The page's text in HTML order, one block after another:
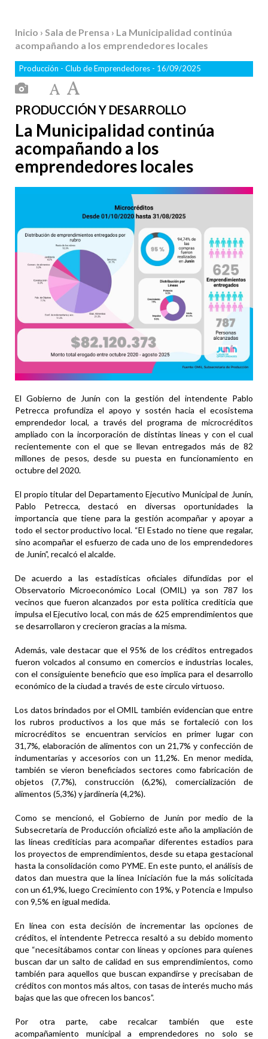
Inicio › Sala de Prensa › La Municipalidad continúa
acompañando a los emprendedores locales
Producción - Club de Emprendedores - 16/09/2025
PRODUCCIÓN Y DESARROLLO
La Municipalidad continúa
acompañando a los
emprendedores locales
El Gobierno de Junín con la gestión del intendente Pablo
Petrecca profundiza el apoyo y sostén hacia el ecosistema
emprendedor local, a través del programa de microcréditos
ampliado con la incorporación de distintas líneas y con el cual
recientemente con el que se llevan entregados más de 82
millones de pesos, desde su puesta en funcionamiento en
octubre del 2020.
El propio titular del Departamento Ejecutivo Municipal de Junín,
Pablo Petrecca, destacó en diversas oportunidades la
importancia que tiene para la gestión acompañar y apoyar a
todo el sector productivo local. “El Estado no tiene que regalar,
sino acompañar el esfuerzo de cada uno de los emprendedores
de Junín”, recalcó el alcalde.
De acuerdo a las estadísticas oficiales difundidas por el
Observatorio Microeconómico Local (OMIL) ya son 787 los
vecinos que fueron alcanzados por esta política crediticia que
impulsa el Ejecutivo local, con más de 625 emprendimientos que
se desarrollaron y crecieron gracias a la misma.
Además, vale destacar que el 95% de los créditos entregados
fueron volcados al consumo en comercios e industrias locales,
con el consiguiente beneficio que eso implica para el desarrollo
económico de la ciudad a través de este círculo virtuoso.
Los datos brindados por el OMIL también evidencian que entre
los rubros productivos a los que más se fortaleció con los
microcréditos se encuentran servicios en primer lugar con
31,7%, elaboración de alimentos con un 21,7% y confección de
indumentarias y accesorios con un 11,2%. En menor medida,
también se vieron beneficiados sectores como fabricación de
objetos (7,7%), construcción (6,2%), comercialización de
alimentos (5,3%) y jardinería (4,2%).
Como se mencionó, el Gobierno de Junín por medio de la
Subsecretaría de Producción oficializó este año la ampliación de
las líneas crediticias para acompañar diferentes estadios para
los proyectos de emprendimientos, desde su etapa gestacional
hasta la consolidación como PYME. En este punto, el análisis de
datos dan muestra que la línea Iniciación fue la más solicitada
con un 61,9%, luego Crecimiento con 19%, y Potencia e Impulso
con 9,5% en igual medida.
En línea con esta decisión de incrementar las opciones de
créditos, el intendente Petrecca resaltó a su debido momento
que “necesitábamos contar con líneas y opciones para quienes
buscan dar un salto de calidad en sus emprendimientos, como
también para aquellos que buscan expandirse y precisaban de
créditos con montos más altos, con tasas de interés mucho más
bajas que las que ofrecen los bancos”.
Por otra parte, cabe recalcar también que este
acompañamiento municipal a emprendedores no solo se